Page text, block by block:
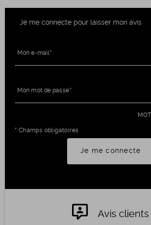
Je me connecte pour laisser mon avis
* Champs obligatoires
Mon e-mail
Mon mot de passe
Je me connecte
Avis clients